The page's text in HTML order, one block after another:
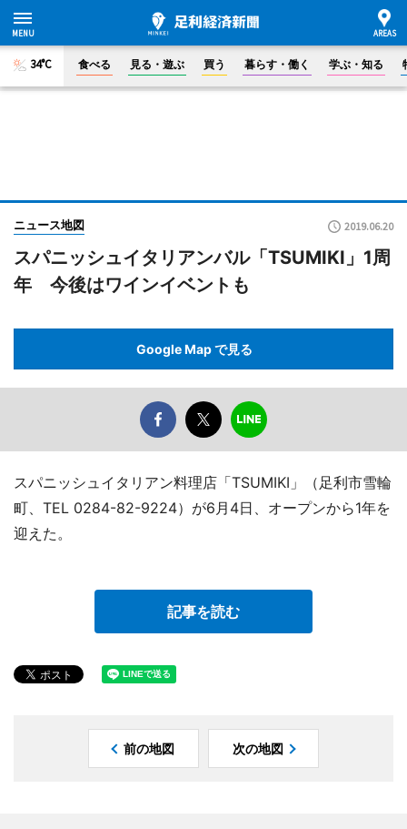
34°C 食べる 見る・遊ぶ 買う 暮らす・働く 学ぶ・知る
ニュース地図 2019.06.20
スパニッシュイタリアンバル「TSUMIKI」1周
年 今後はワインイベントも
Google Map で見る
スパニッシュイタリアン料理店「TSUMIKI」（足利市雪輪
町、TEL 0284-82-9224）が6月4日、オープンから1年を
迎えた。
記事を読む
前の地図 次の地図